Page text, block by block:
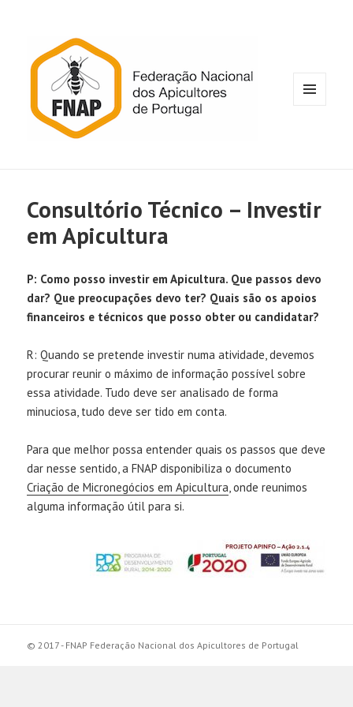
Consultório Técnico – Investir
em Apicultura
P: Como posso investir em Apicultura. Que passos devo
dar? Que preocupações devo ter? Quais são os apoios
financeiros e técnicos que posso obter ou candidatar?
R: Quando se pretende investir numa atividade, devemos
procurar reunir o máximo de informação possível sobre
essa atividade. Tudo deve ser analisado de forma
minuciosa, tudo deve ser tido em conta.
Para que melhor possa entender quais os passos que deve
dar nesse sentido, a FNAP disponibiliza o documento
Criação de Micronegócios em Apicultura, onde reunimos
alguma informação útil para si.
© 2017 - FNAP Federação Nacional dos Apicultores de Portugal